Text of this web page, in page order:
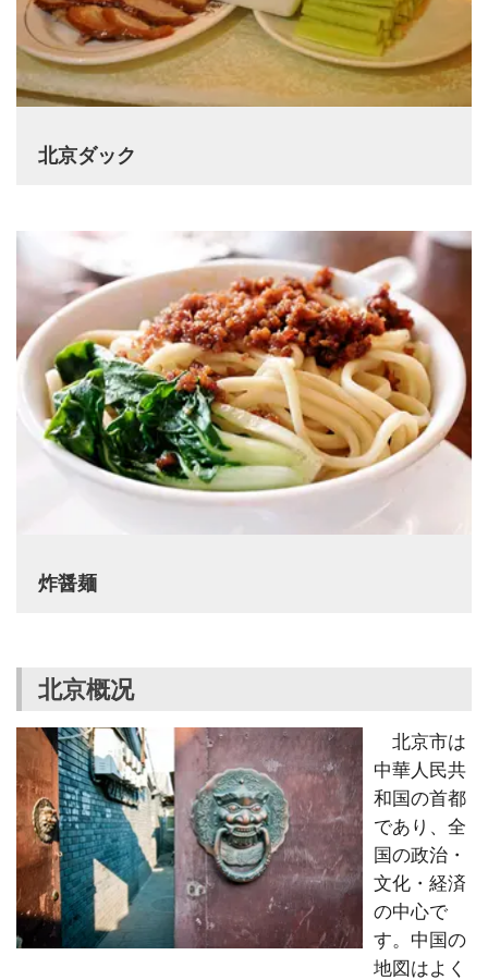
北京ダック
炸醤麺
北京概况
北京市は
中華人民共
和国の首都
であり、全
国の政治・
文化・経済
の中心で
す。中国の
地図はよく